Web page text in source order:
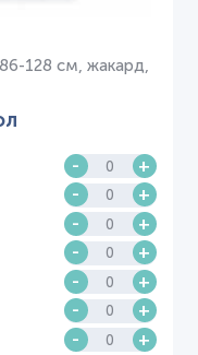
128 см, жакард,
- +
- +
- +
- +
- +
- +
- +